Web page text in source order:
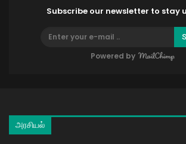
Subscribe our newsletter to stay
Powered by
அரசியல்